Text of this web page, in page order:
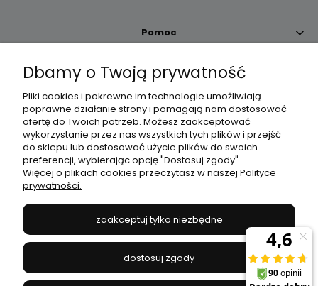
Pomoc
Moje konto
Płatności i dostawa
Informacje
JANEX
669-050-03-43
504 545 749//E-mail:sklep@janexmarket.pl
Dbamy o Twoją prywatność
Pliki cookies i pokrewne im technologie umożliwiają
poprawne działanie strony i pomagają nam dostosować
ofertę do Twoich potrzeb. Możesz zaakceptować
wykorzystanie przez nas wszystkich tych plików i przejść
do sklepu lub dostosować użycie plików do swoich
preferencji, wybierając opcję "Dostosuj zgody".
Więcej o plikach cookies przeczytasz w naszej Polityce
prywatności.
zaakceptuj tylko niezbędne
dostosuj zgody